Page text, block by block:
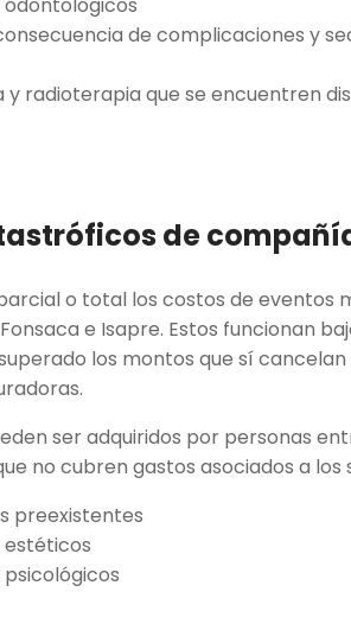
de complicaciones y
y radioterapia que se encuentren
de
o total los costos de eventos
e Isapre. Estos funcionan
los montos que sí cancelan
ser adquiridos por personas
no cubren gastos asociados a los
preexistentes